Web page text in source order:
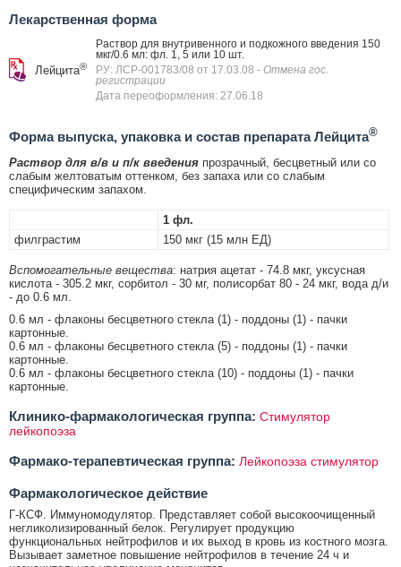
Лекарственная форма
Лейцита®
Раствор для внутривенного и подкожного введения 150
мкг/0.6 мл: фл. 1, 5 или 10 шт.
РУ: ЛСР-001783/08 от 17.03.08 - Отмена гос.
регистрации
Дата переоформления: 27.06.18
Форма выпуска, упаковка и состав препарата Лейцита®
Раствор для в/в и п/к введения прозрачный, бесцветный или со
слабым желтоватым оттенком, без запаха или со слабым
специфическим запахом.
1 фл.
филграстим
150 мкг (15 млн ЕД)
Вспомогательные вещества: натрия ацетат - 74.8 мкг, уксусная
кислота - 305.2 мкг, сорбитол - 30 мг, полисорбат 80 - 24 мкг, вода д/и
- до 0.6 мл.
0.6 мл - флаконы бесцветного стекла (1) - поддоны (1) - пачки
картонные.
0.6 мл - флаконы бесцветного стекла (5) - поддоны (1) - пачки
картонные.
0.6 мл - флаконы бесцветного стекла (10) - поддоны (1) - пачки
картонные.
Клинико-фармакологическая группа: Стимулятор
лейкопоэза
Фармако-терапевтическая группа: Лейкопоэза стимулятор
Фармакологическое действие
Г-КСФ. Иммуномодулятор. Представляет собой высокоочищенный
негликолизированный белок. Регулирует продукцию
функциональных нейтрофилов и их выход в кровь из костного мозга.
Вызывает заметное повышение нейтрофилов в течение 24 ч и